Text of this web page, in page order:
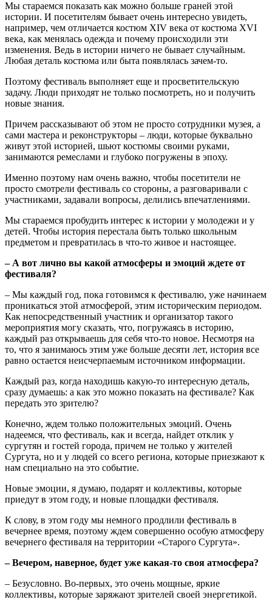
Мы стараемся показать как можно больше граней этой
истории. И посетителям бывает очень интересно увидеть,
например, чем отличается костюм XIV века от костюма XVI
века, как менялась одежда и почему происходили эти
изменения. Ведь в истории ничего не бывает случайным.
Любая деталь костюма или быта появлялась зачем-то.
Поэтому фестиваль выполняет еще и просветительскую
задачу. Люди приходят не только посмотреть, но и получить
новые знания.
Причем рассказывают об этом не просто сотрудники музея, а
сами мастера и реконструкторы ‒ люди, которые буквально
живут этой историей, шьют костюмы своими руками,
занимаются ремеслами и глубоко погружены в эпоху.
Именно поэтому нам очень важно, чтобы посетители не
просто смотрели фестиваль со стороны, а разговаривали с
участниками, задавали вопросы, делились впечатлениями.
Мы стараемся пробудить интерес к истории у молодежи и у
детей. Чтобы история перестала быть только школьным
предметом и превратилась в что-то живое и настоящее.
‒ А вот лично вы какой атмосферы и эмоций ждете от
фестиваля?
‒ Мы каждый год, пока готовимся к фестивалю, уже начинаем
проникаться этой атмосферой, этим историческим периодом.
Как непосредственный участник и организатор такого
мероприятия могу сказать, что, погружаясь в историю,
каждый раз открываешь для себя что-то новое. Несмотря на
то, что я занимаюсь этим уже больше десяти лет, история все
равно остается неисчерпаемым источником информации.
Каждый раз, когда находишь какую-то интересную деталь,
сразу думаешь: а как это можно показать на фестивале? Как
передать это зрителю?
Конечно, ждем только положительных эмоций. Очень
надеемся, что фестиваль, как и всегда, найдет отклик у
сургутян и гостей города, причем не только у жителей
Сургута, но и у людей со всего региона, которые приезжают к
нам специально на это событие.
Новые эмоции, я думаю, подарят и коллективы, которые
приедут в этом году, и новые площадки фестиваля.
К слову, в этом году мы немного продлили фестиваль в
вечернее время, поэтому ждем совершенно особую атмосферу
вечернего фестиваля на территории «Старого Сургута».
‒ Вечером, наверное, будет уже какая-то своя атмосфера?
‒ Безусловно. Во-первых, это очень мощные, яркие
коллективы, которые заряжают зрителей своей энергетикой.